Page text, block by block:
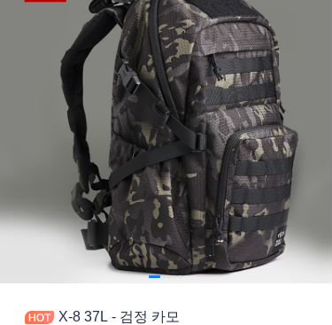
X-8 37L - 검정 카모
회사 소개
왜 우리를 선택해야 할까요